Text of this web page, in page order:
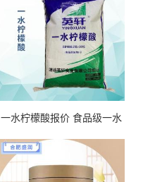
一水柠檬酸报价 食品级一水